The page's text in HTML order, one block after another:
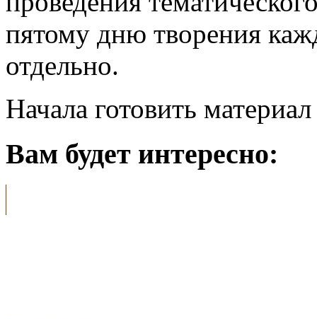
пятому дню творения
отдельно.
Начала готовить
Вам будет интересно: